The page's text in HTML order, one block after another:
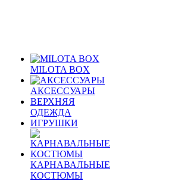
MILOTA BOX
АКСЕССУАРЫ
ВЕРХНЯЯ
ОДЕЖДА
ИГРУШКИ
КАРНАВАЛЬНЫЕ
КОСТЮМЫ